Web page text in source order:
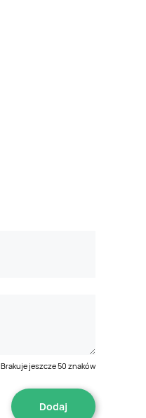
Brakuje jeszcze50 znaków